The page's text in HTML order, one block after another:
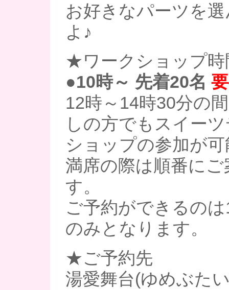
お好きなパーツを
よ♪
★ワークショップ時
●10時～ 先着20名
12時～14時30分の
しの方でもスイー
ショップの参加が
満席の際は順番に
す。
ご予約ができるの
のみとなります。
★ご予約先
湯愛舞台(ゆめぶた